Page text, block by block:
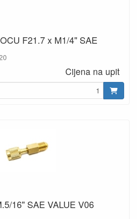
F21.7 x M1/4" SAE
Cijena na upit
16" SAE VALUE V06